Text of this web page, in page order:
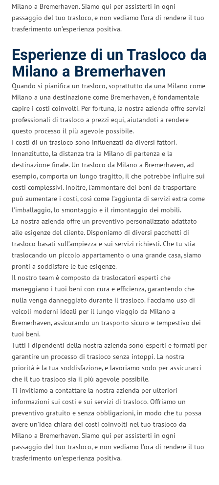
Milano a Bremerhaven. Siamo qui per assisterti in ogni
passaggio del tuo trasloco, e non vediamo l’ora di rendere il tuo
trasferimento un’esperienza positiva.
Esperienze di un Trasloco da
Milano a Bremerhaven
Quando si pianifica un trasloco, soprattutto da una Milano come
Milano a una destinazione come Bremerhaven, è fondamentale
capire i costi coinvolti. Per fortuna, la nostra azienda offre servizi
professionali di trasloco a prezzi equi, aiutandoti a rendere
questo processo il più agevole possibile.
I costi di un trasloco sono influenzati da diversi fattori.
Innanzitutto, la distanza tra la Milano di partenza e la
destinazione finale. Un trasloco da Milano a Bremerhaven, ad
esempio, comporta un lungo tragitto, il che potrebbe influire sui
costi complessivi. Inoltre, l’ammontare dei beni da trasportare
può aumentare i costi, così come l’aggiunta di servizi extra come
l’imballaggio, lo smontaggio e il rimontaggio dei mobili.
La nostra azienda offre un preventivo personalizzato adattato
alle esigenze del cliente. Disponiamo di diversi pacchetti di
trasloco basati sull’ampiezza e sui servizi richiesti. Che tu stia
traslocando un piccolo appartamento o una grande casa, siamo
pronti a soddisfare le tue esigenze.
Il nostro team è composto da traslocatori esperti che
maneggiano i tuoi beni con cura e efficienza, garantendo che
nulla venga danneggiato durante il trasloco. Facciamo uso di
veicoli moderni ideali per il lungo viaggio da Milano a
Bremerhaven, assicurando un trasporto sicuro e tempestivo dei
tuoi beni.
Tutti i dipendenti della nostra azienda sono esperti e formati per
garantire un processo di trasloco senza intoppi. La nostra
priorità è la tua soddisfazione, e lavoriamo sodo per assicurarci
che il tuo trasloco sia il più agevole possibile.
Ti invitiamo a contattare la nostra azienda per ulteriori
informazioni sui costi e sui servizi di trasloco. Offriamo un
preventivo gratuito e senza obbligazioni, in modo che tu possa
avere un’idea chiara dei costi coinvolti nel tuo trasloco da
Milano a Bremerhaven. Siamo qui per assisterti in ogni
passaggio del tuo trasloco, e non vediamo l’ora di rendere il tuo
trasferimento un’esperienza positiva.